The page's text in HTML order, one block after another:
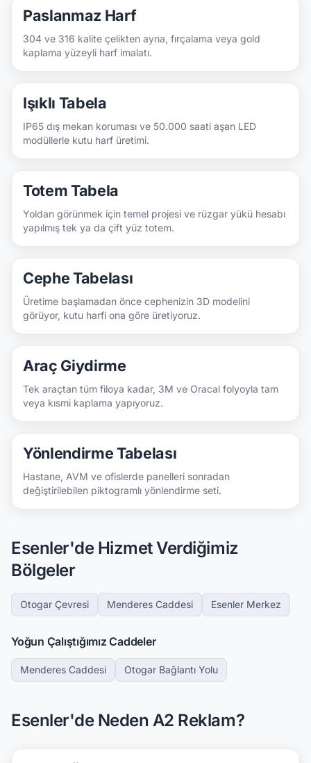
Paslanmaz Harf
304 ve 316 kalite çelikten ayna, fırçalama veya gold
kaplama yüzeyli harf imalatı.
Işıklı Tabela
IP65 dış mekan koruması ve 50.000 saati aşan LED
modüllerle kutu harf üretimi.
Totem Tabela
Yoldan görünmek için temel projesi ve rüzgar yükü hesabı
yapılmış tek ya da çift yüz totem.
Cephe Tabelası
Üretime başlamadan önce cephenizin 3D modelini
görüyor, kutu harfi ona göre üretiyoruz.
Araç Giydirme
Tek araçtan tüm filoya kadar, 3M ve Oracal folyoyla tam
veya kısmi kaplama yapıyoruz.
Yönlendirme Tabelası
Hastane, AVM ve ofislerde panelleri sonradan
değiştirilebilen piktogramlı yönlendirme seti.
Esenler'de Hizmet Verdiğimiz
Bölgeler
Otogar Çevresi Menderes Caddesi Esenler Merkez
Yoğun Çalıştığımız Caddeler
Menderes Caddesi Otogar Bağlantı Yolu
Esenler'de Neden A2 Reklam?